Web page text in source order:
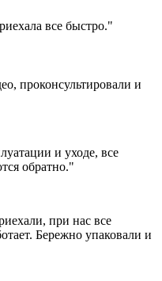
все быстро."
проконсультировали и
и уходе, все
обратно."
при нас все
Бережно упаковали и